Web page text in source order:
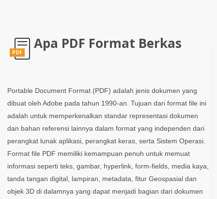
PDF
Apa PDF Format Berkas
Portable Document Format (PDF) adalah jenis dokumen yang
dibuat oleh Adobe pada tahun 1990-an. Tujuan dari format file ini
adalah untuk memperkenalkan standar representasi dokumen
dan bahan referensi lainnya dalam format yang independen dari
perangkat lunak aplikasi, perangkat keras, serta Sistem Operasi.
Format file PDF memiliki kemampuan penuh untuk memuat
informasi seperti teks, gambar, hyperlink, form-fields, media kaya,
tanda tangan digital, lampiran, metadata, fitur Geospasial dan
objek 3D di dalamnya yang dapat menjadi bagian dari dokumen